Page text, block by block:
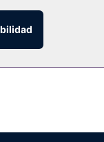
servicios de
también